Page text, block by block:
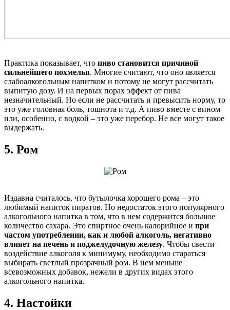
Практика показывает, что пиво становится причиной
сильнейшего похмелья. Многие считают, что оно является
слабоалкогольным напитком и потому не могут рассчитать
выпитую дозу. И на первых порах эффект от пива
незначительный. Но если не рассчитать и превысить норму, то
это уже головная боль, тошнота и т.д. А пиво вместе с вином
или, особенно, с водкой – это уже перебор. Не все могут такое
выдержать.
5. Ром
Издавна считалось, что бутылочка хорошего рома – это
любимый напиток пиратов. Но недостаток этого популярного
алкогольного напитка в том, что в нем содержится большое
количество сахара. Это спиртное очень калорийное и при
частом употреблении, как и любой алкоголь, негативно
влияет на печень и поджелудочную железу. Чтобы свести
воздействие алкоголя к минимуму, необходимо стараться
выбирать светлый прозрачный ром. В нем меньше
всевозможных добавок, нежели в других видах этого
алкогольного напитка.
4. Настойки